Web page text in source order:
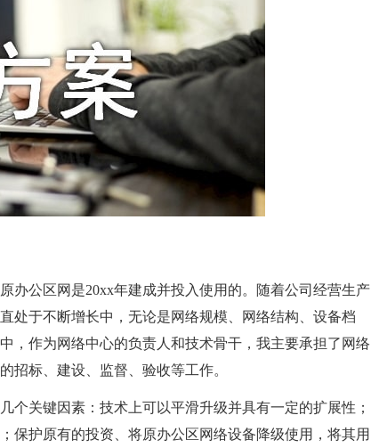
公区网是20xx年建成并投入使用的。随着公司经营生产
处于不断增长中，无论是网络规模、网络结构、设备档
，作为网络中心的负责人和技术骨干，我主要承担了网络
招标、建设、监督、验收等工作。
关键因素：技术上可以平滑升级并具有一定的扩展性；
保护原有的投资、将原办公区网络设备降级使用，将其用